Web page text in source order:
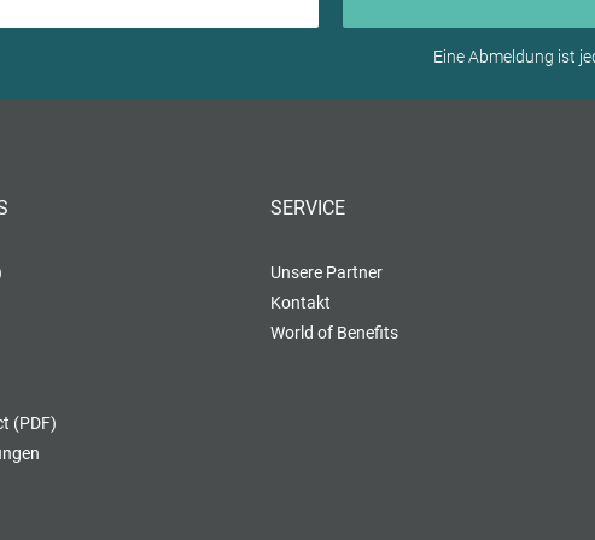
Eine Abmeldung ist
(PDF)
SERVICE
Unsere Partner
Kontakt
World of Benefits